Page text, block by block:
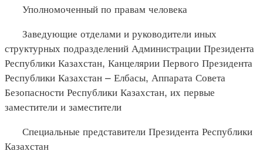
Уполномоченный по правам человека
Заведующие отделами и руководители иных
структурных подразделений Администрации Президента
Республики Казахстан, Канцелярии Первого Президента
Республики Казахстан – Елбасы, Аппарата Совета
Безопасности Республики Казахстан, их первые
заместители и заместители
Специальные представители Президента Республики
Казахстан